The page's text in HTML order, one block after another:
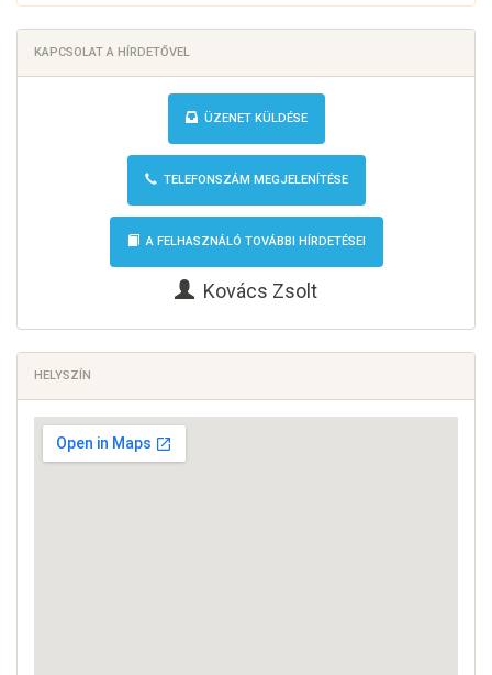
KAPCSOLAT A HÍRDETŐVEL
ÜZENET KÜLDÉSE
TELEFONSZÁM MEGJELENÍTÉSE
A FELHASZNÁLÓ TOVÁBBI HÍRDETÉSEI
Kovács Zsolt
HELYSZÍN